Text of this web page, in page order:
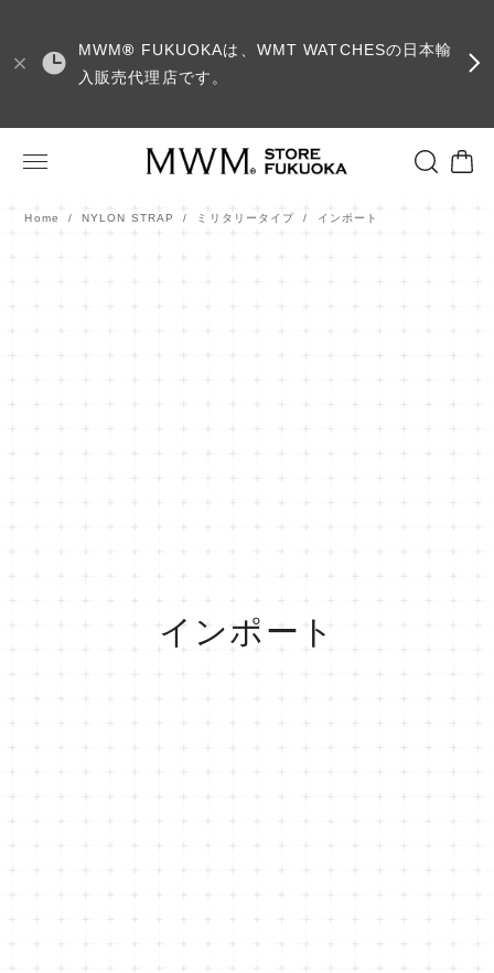
MWM® FUKUOKAは、WMT WATCHESの日本輸
入販売代理店です。
Home NYLON STRAP ミリタリータイプ インポート
インポート